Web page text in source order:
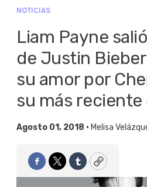
NOTICIAS
Liam Payne
de Justin
su amor por
su más
Agosto 01, 2018 • Melisa
Facebook
TwitterTumblrCopy